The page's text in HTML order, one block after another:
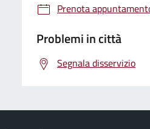
Prenota
Problemi in città
Segnala disservizio